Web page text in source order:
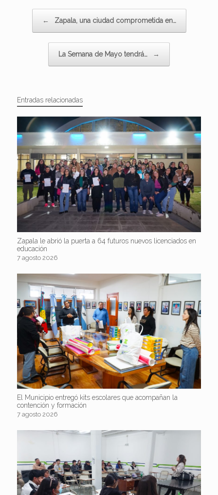
← Zapala, una ciudad comprometida en…
La Semana de Mayo tendrá… →
Entradas relacionadas
Zapala le abrió la puerta a 64 futuros nuevos licenciados en
educación
7 agosto 2026
El Municipio entregó kits escolares que acompañan la
contención y formación
7 agosto 2026